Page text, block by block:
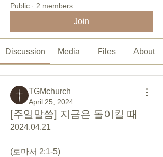
Public · 2 members
Join
Discussion Media Files About
TGMchurch
April 25, 2024
[주일말씀] 지금은 돌이킬 때
2024.04.21
(로마서 2:1-5)